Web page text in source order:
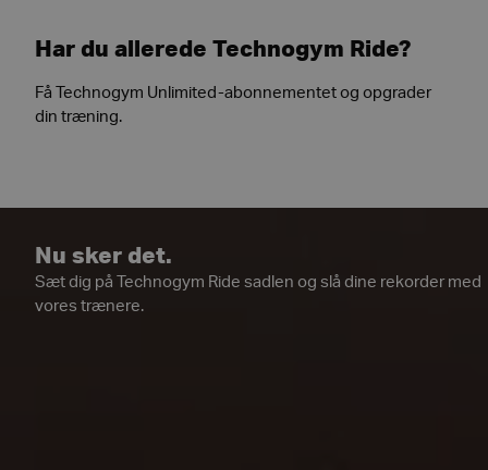
Har du allerede Technogym Ride?
Få Technogym Unlimited-abonnementet og opgrader
din træning.
Nu sker det.
Sæt dig på Technogym Ride sadlen og slå dine rekorder med
vores trænere.